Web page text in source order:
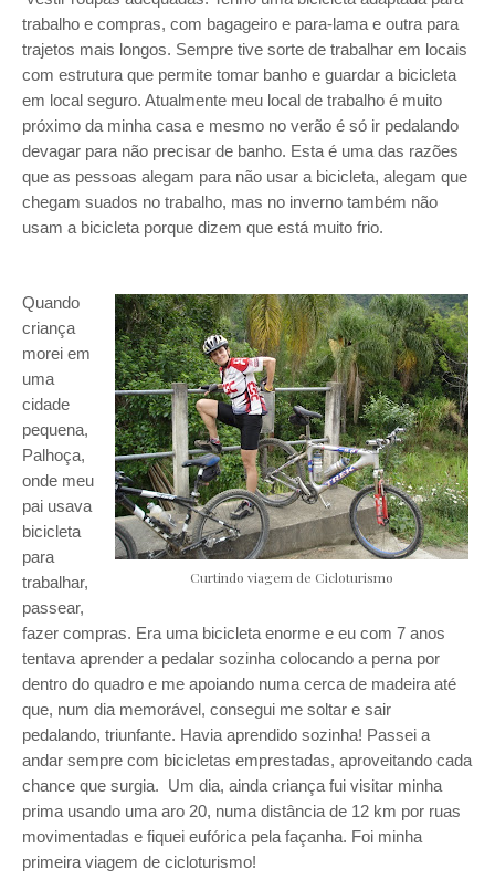
trabalho e compras, com bagageiro e para-lama e outra para
trajetos mais longos. Sempre tive sorte de trabalhar em locais
com estrutura que permite tomar banho e guardar a bicicleta
em local seguro. Atualmente meu local de trabalho é muito
próximo da minha casa e mesmo no verão é só ir pedalando
devagar para não precisar de banho. Esta é uma das razões
que as pessoas alegam para não usar a bicicleta, alegam que
chegam suados no trabalho, mas no inverno também não
usam a bicicleta porque dizem que está muito frio.
Curtindo viagem de Cicloturismo
Quando
criança
morei em
uma
cidade
pequena,
Palhoça,
onde meu
pai usava
bicicleta
para
trabalhar,
passear,
fazer compras. Era uma bicicleta enorme e eu com 7 anos
tentava aprender a pedalar sozinha colocando a perna por
dentro do quadro e me apoiando numa cerca de madeira até
que, num dia memorável, consegui me soltar e sair
pedalando, triunfante. Havia aprendido sozinha! Passei a
andar sempre com bicicletas emprestadas, aproveitando cada
chance que surgia. Um dia, ainda criança fui visitar minha
prima usando uma aro 20, numa distância de 12 km por ruas
movimentadas e fiquei eufórica pela façanha. Foi minha
primeira viagem de cicloturismo!